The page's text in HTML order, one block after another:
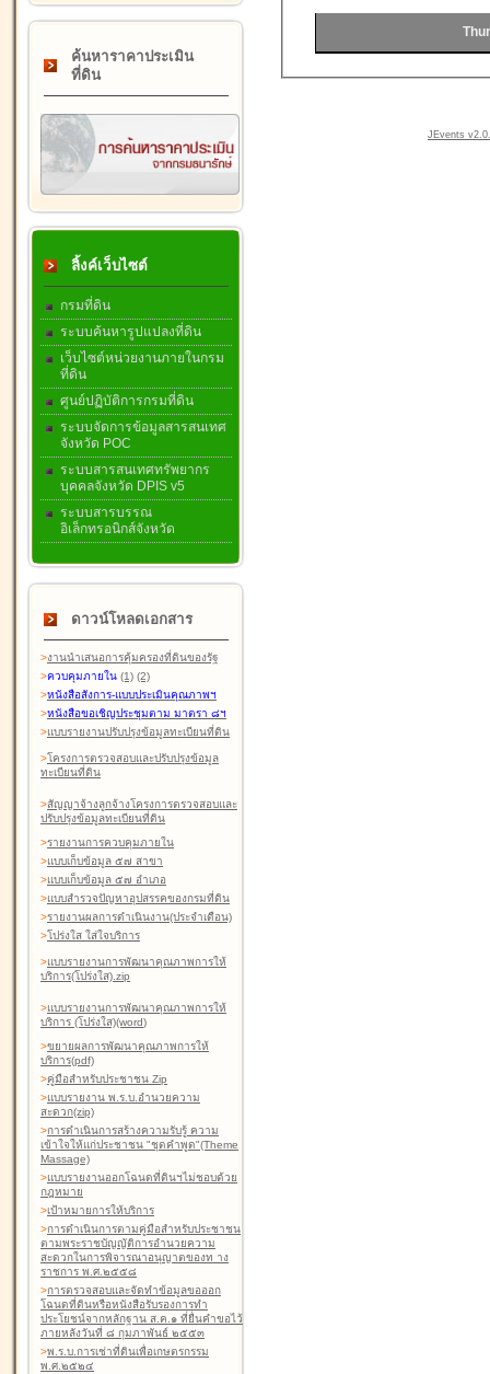
ค้นหาราคาประเมิน
ที่ดิน
ลิ้งค์เว็บไซต์
กรมที่ดิน
ระบบค้นหารูปแปลงที่ดิน
เว็บไซต์หน่วยงานภายในกรม
ที่ดิน
ศูนย์ปฏิบัติการกรมที่ดิน
ระบบจัดการข้อมูลสารสนเทศ
จังหวัด POC
ระบบสารสนเทศทรัพยากร
บุคคลจังหวัด DPIS v5
ระบบสารบรรณ
อิเล็กทรอนิกส์จังหวัด
ดาวน์โหลดเอกสาร
>งานนำเสนอการคุ้มครองที่ดินของรัฐ
>ควบคุมภายใน (1) (2)
>หนังสือสังการ-แบบประเมินคุณภาพฯ
>หนังสือขอเชิญประชุมตาม มาตรา ๘ฯ
>แบบรายงานปรับปรุงข้อมูลทะเบียนที่ดิน
>โครงการตรวจสอบและปรับปรุงข้อมูล
ทะเบียนที่ดิน
>สัญญาจ้างลูกจ้างโครงการตรวจสอบและ
ปรับปรุงข้อมูลทะเบียนที่ดิน
>รายงานการควบคุมภายใน
>แบบเก็บข้อมูล ๕๗ สาขา
>แบบเก็บข้อมูล ๕๗ อำเภอ
>แบบสำรวจปัญหาอุปสรรคของกรมที่ดิน
>รายงานผลการดำเนินงาน(ประจำเดือน)
>โปร่งใส ใส่ใจบริการ
>แบบรายงานการพัฒนาคุณภาพการให้
บริการ(โปร่งใส).zip
>แบบรายงานการพัฒนาคุณภาพการให้
บริการ (โปร่งใส)(word)
>ขยายผลการพัฒนาคุณภาพการให้
บริการ(pdf)
>คู่มือสำหรับประชาชน Zip
>แบบรายงาน พ.ร.บ.อำนวยความ
สะดวก(zip)
>การดำเนินการสร้างความรับรู้ ความ
เข้าใจให้แก่ประชาชน "ชุดคำพูด"(Theme
Massage)
>แบบรายงานออกโฉนดที่ดินฯไม่ชอบด้วย
กฎหมาย
>เป้าหมายการให้บริการ
>การดำเนินการตามคู่มือสำหรับประชาชน
ตามพระราชบัญญัติการอำนวยความ
สะดวกในการพิจารณาอนุญาตของท าง
ราชการ พ.ศ.๒๕๕๘
>การตรวจสอบและจัดทำข้อมูลขอออก
โฉนดที่ดินหรือหนังสือรับรองการทำ
ประโยชน์จากหลักฐาน ส.ค.๑ ที่ยื่นคำขอไว้
ภายหลังวันที่ ๘ กุมภาพันธ์ ๒๕๕๓
>พ.ร.บ.การเช่าที่ดินเพื่อเกษตรกรรม
พ.ศ.๒๕๒๔
JEvents